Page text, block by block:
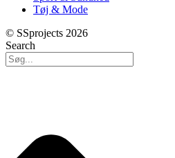
Tøj & Mode
© SSprojects 2026
Search